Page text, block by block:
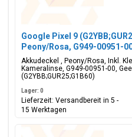
Google Pixel 9
Peony/Rosa, G949-00951-
Akkudeckel , Peony/Rosa, Inkl.
Kameralinse, G949-00951-00,
(G2YBB;GUR25;G1B60)
Lager: 0
Lieferzeit: Versandbereit in 5 -
15 Werktagen